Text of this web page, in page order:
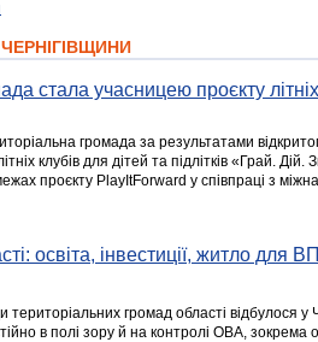
стала учасницею проєкту
громада за результатами
клубів для дітей та підлітків «Грай.
проєкту PlayItForward у співпраці з
освіта, інвестиції, житло для
територіальних громад області відбулося
в полі зору й на контролі ОВА, зокрема